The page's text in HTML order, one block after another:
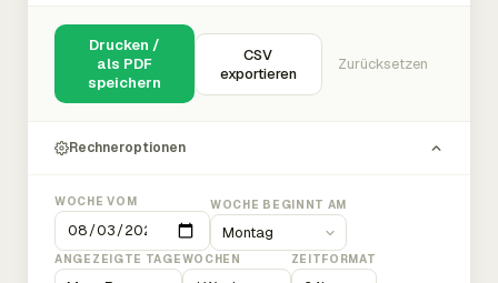
Drucken /
als PDF
speichern
CSV
exportieren
Zurücksetzen
Rechneroptionen
WOCHE VOM WOCHE BEGINNT AM
ANGEZEIGTE TAGEWOCHEN ZEITFORMAT